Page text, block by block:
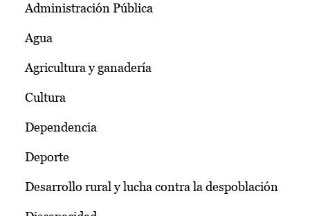
Administración Pública
Agua
Agricultura y ganadería
Cultura
Dependencia
Deporte
Desarrollo rural y lucha contra la despoblación